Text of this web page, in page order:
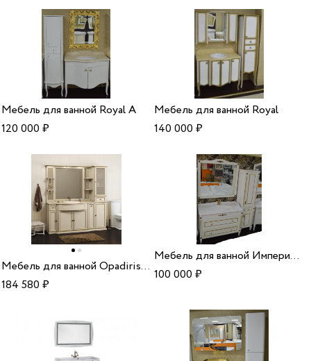
Мебель для ванной Royal A
120 000₽
Мебель для ванной Royal
140 000₽
Мебель для ванной Opadiris Корсо Оро №7 мрамор
184 580₽
Мебель для ванной Империя белый декор
100 000₽